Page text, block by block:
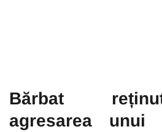
Bărbat
agresarea